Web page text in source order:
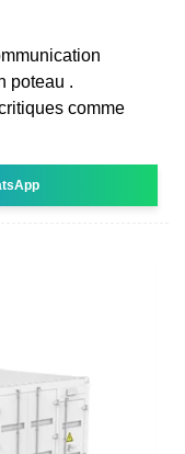
poteau .
comme